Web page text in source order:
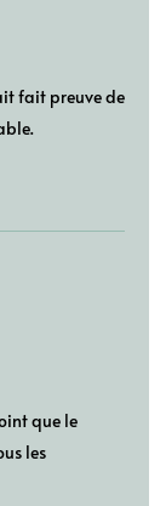
fait preuve de
que le
les